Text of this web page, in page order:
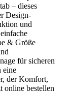
– dieses
Design-
und
& Größe
für sicheren
eine
der Komfort,
online bestellen